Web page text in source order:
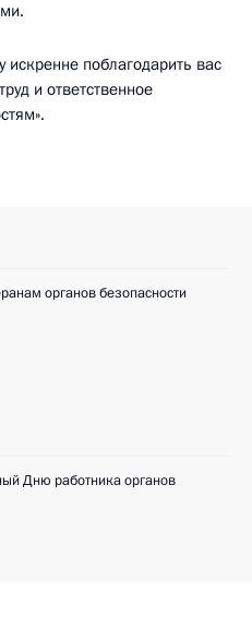
искренне поблагодарить вас
и ответственное
органов безопасности
Дню работника органов